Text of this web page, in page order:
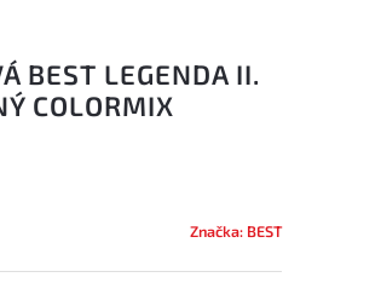
BEST LEGENDA II.
COLORMIX
Značka: BEST